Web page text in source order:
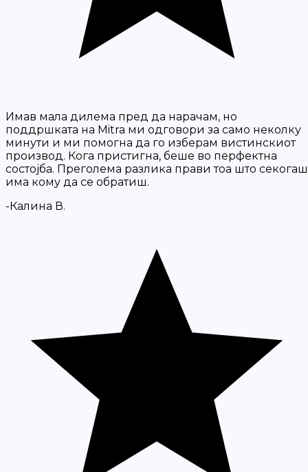
Имав мала дилема пред да нарачам, но
поддршката на Mitra ми одговори за само неколку
минути и ми помогна да го изберам вистинскиот
производ. Кога пристигна, беше во перфектна
состојба. Преголема разлика прави тоа што секогаш
има кому да се обратиш.
-Калина В.